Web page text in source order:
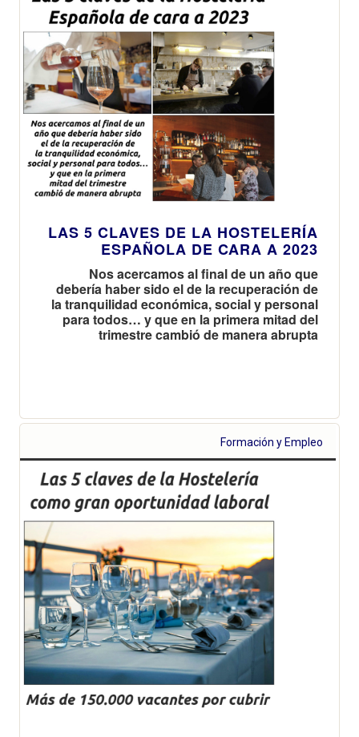
LAS 5 CLAVES DE LA HOSTELERÍA
ESPAÑOLA DE CARA A 2023
Nos acercamos al final de un año que
debería haber sido el de la recuperación de
la tranquilidad económica, social y personal
para todos… y que en la primera mitad del
trimestre cambió de manera abrupta
Formación y Empleo